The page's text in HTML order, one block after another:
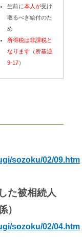
生前に本人が受け
取るべき給付のた
め
所得税は非課税と
なります（所基通
9-17）
sozoku/02/09.htm
た被相続人
）
sozoku/02/04.htm